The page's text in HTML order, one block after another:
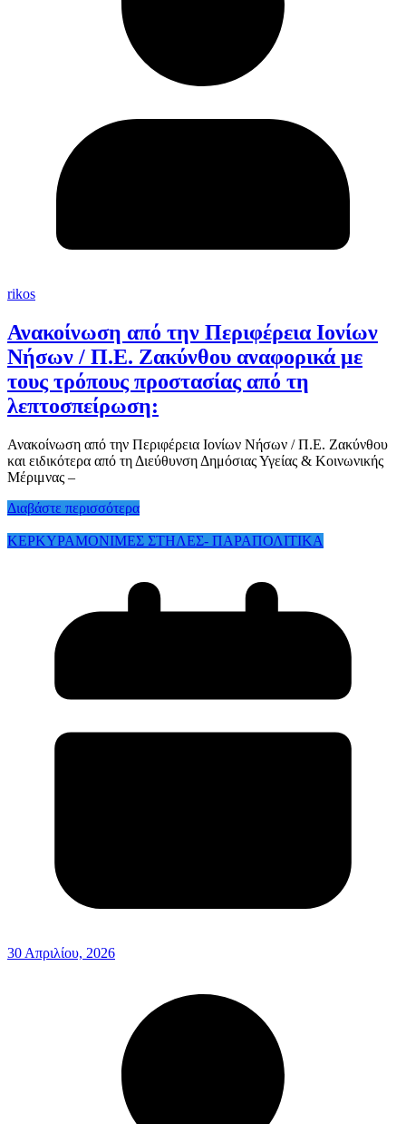
rikos
Ανακοίνωση από την Περιφέρεια Ιονίων
Νήσων / Π.Ε. Ζακύνθου αναφορικά με
τους τρόπους προστασίας από τη
λεπτοσπείρωση:
Ανακοίνωση από την Περιφέρεια Ιονίων Νήσων / Π.Ε. Ζακύνθου
και ειδικότερα από τη Διεύθυνση Δημόσιας Υγείας & Κοινωνικής
Μέριμνας –
Διαβάστε περισσότερα
ΚΕΡΚΥΡΑΜΟΝΙΜΕΣ ΣΤΗΛΕΣ- ΠΑΡΑΠΟΛΙΤΙΚΑ
30 Απριλίου, 2026